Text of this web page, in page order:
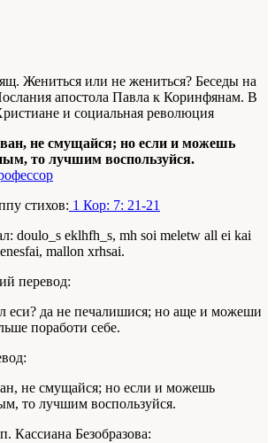
Жениться или не жениться? Беседы на
апостола Павла к Коринфянам. В
и социальная революция
не смущайся; но если и можешь
то лучшим воспользуйся.
стихов: 1 Кор: 7: 21-21
doulo_s eklhfh_s, mh soi meletw all ei kai
mallon xrhsai.
перевод:
еси? да не печалишися; но аще и можеши
поработи себе.
не смущайся; но если и можешь
то лучшим воспользуйся.
Кассиана Безобразова: